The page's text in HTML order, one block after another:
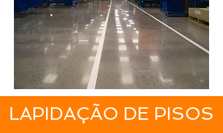
LAPIDAÇÃO DE PISOS